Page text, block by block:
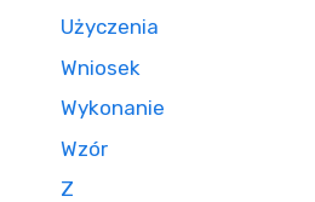
Użyczenia
Wniosek
Wykonanie
Wzór
Z